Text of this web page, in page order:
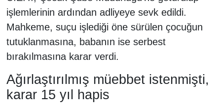
işlemlerinin ardından adliyeye sevk edildi.
Mahkeme, suçu işlediği öne sürülen çocuğun
tutuklanmasına, babanın ise serbest
bırakılmasına karar verdi.
Ağırlaştırılmış müebbet istenmişti,
karar 15 yıl hapis